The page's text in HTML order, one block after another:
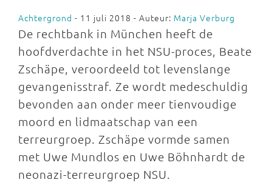
Achtergrond - 11 juli 2018 - Auteur: Marja Verburg
De rechtbank in München heeft de
hoofdverdachte in het NSU-proces, Beate
Zschäpe, veroordeeld tot levenslange
gevangenisstraf. Ze wordt medeschuldig
bevonden aan onder meer tienvoudige
moord en lidmaatschap van een
terreurgroep. Zschäpe vormde samen
met Uwe Mundlos en Uwe Böhnhardt de
neonazi-terreurgroep NSU.